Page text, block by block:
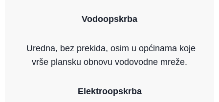
Vodoopskrba
Uredna, bez prekida, osim u općinama koje
vrše plansku obnovu vodovodne mreže.
Elektroopskrba